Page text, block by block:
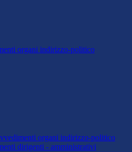
organi indirizzo-politico
organi indirizzo-politico
dirigenti - amministrativi